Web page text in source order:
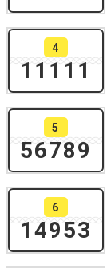
4
11111
5
56789
6
14953